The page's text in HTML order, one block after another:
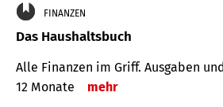
FINANZEN
Das Haushaltsbuch
Alle Finanzen im Griff. Aus­gaben
12 Monate
mehr